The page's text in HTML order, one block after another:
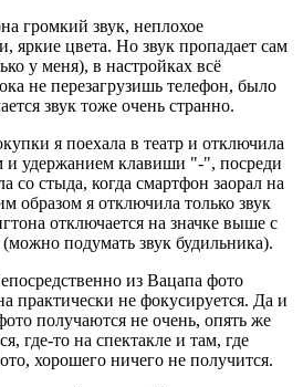
громкий звук, неплохое
яркие цвета. Но звук пропадает сам
у меня), в настройках всё
не перезагрузишь телефон, было
звук тоже очень странно.
я поехала в театр и отключила
удержанием клавиши "-", посреди
со стыда, когда смартфон заорал на
образом я отключила только звук
отключается на значке выше с
подумать звук будильника).
из Вацапа фото
практически не фокусируется. Да и
получаются не очень, опять же
где-то на спектакле и там, где
хорошего ничего не получится.